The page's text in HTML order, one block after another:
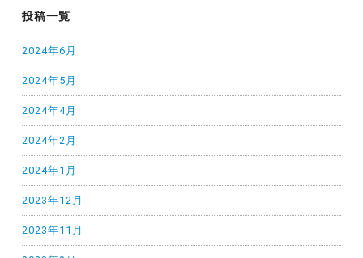
投稿一覧
2024年6月
2024年5月
2024年4月
2024年2月
2024年1月
2023年12月
2023年11月